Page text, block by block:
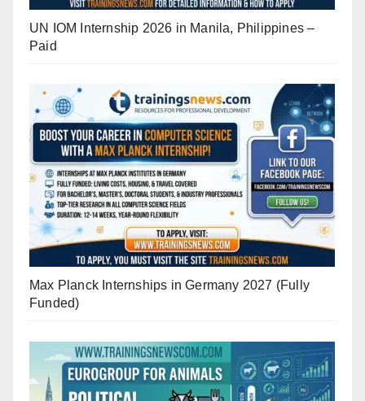
UN IOM Internship 2026 in Manila, Philippines –
Paid
Max Planck Internships in Germany 2027 (Fully
Funded)